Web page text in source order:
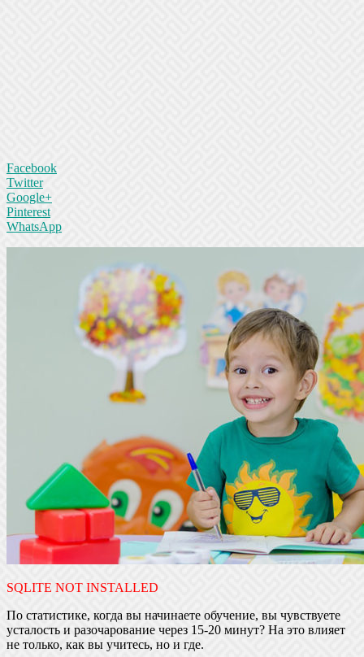
Facebook
Twitter
Google+
Pinterest
WhatsApp
SQLITE NOT INSTALLED
По статистике, когда вы начинаете обучение, вы чувствуете
усталость и разочарование через 15-20 минут? На это влияет
не только, как вы учитесь, но и где.